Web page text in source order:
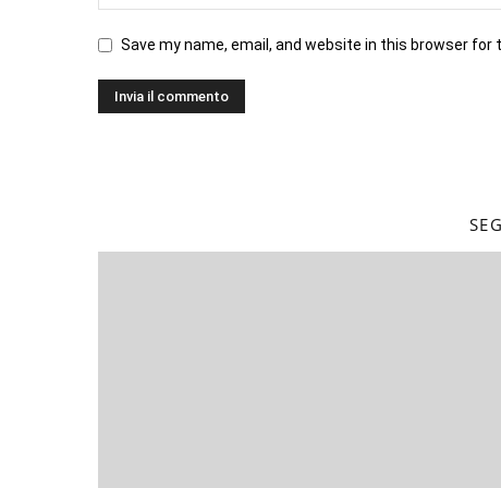
Save my name, email, and website in this browser for